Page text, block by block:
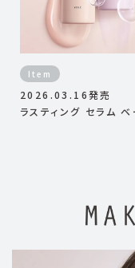
Item
2026.03.16発売
ラスティング セラム ベ